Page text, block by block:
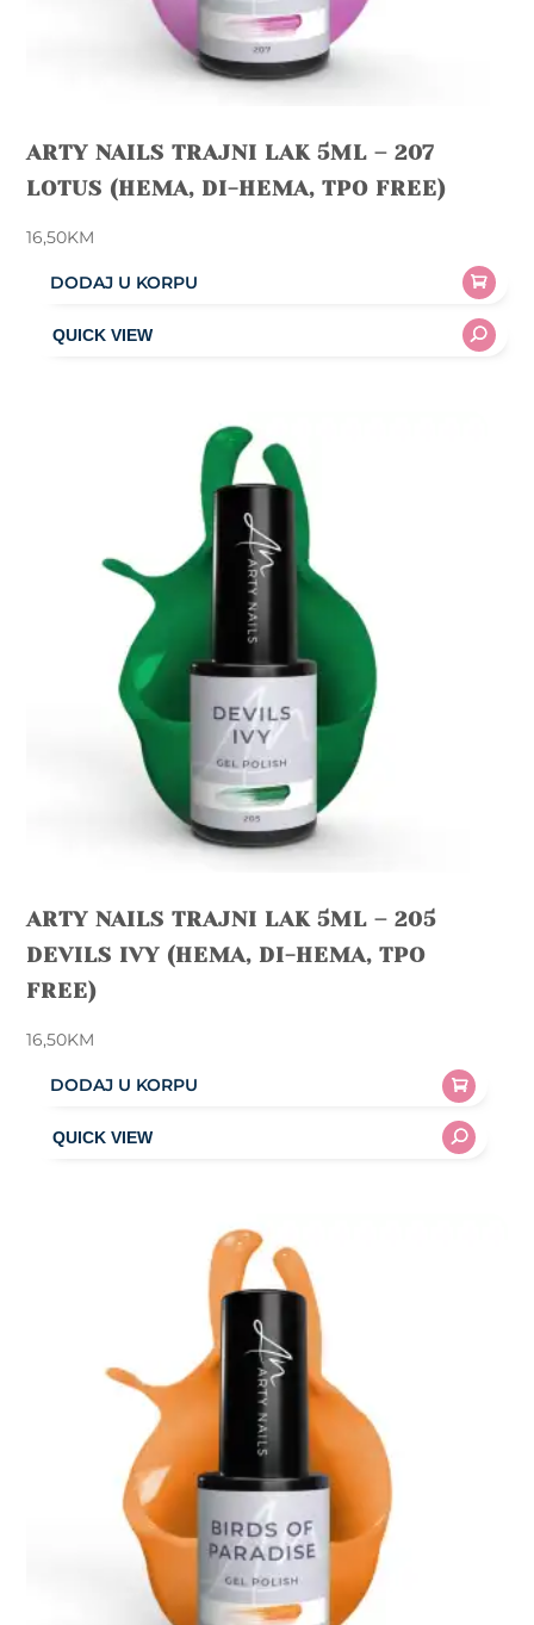
ARTY NAILS TRAJNI LAK 5ML – 207
LOTUS (HEMA, DI-HEMA, TPO FREE)
16,50KM
DODAJ U KORPU
ARTY NAILS TRAJNI LAK 5ML – 205
DEVILS IVY (HEMA, DI-HEMA, TPO
FREE)
16,50KM
DODAJ U KORPU